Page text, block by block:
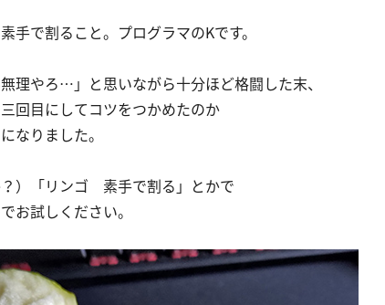
手で割ること。プログラマのKです。
理やろ…」と思いながら十分ほど格闘した末、
回目にしてコツをつかめたのか
なりました。
）「リンゴ 素手で割る」とかで
お試しください。